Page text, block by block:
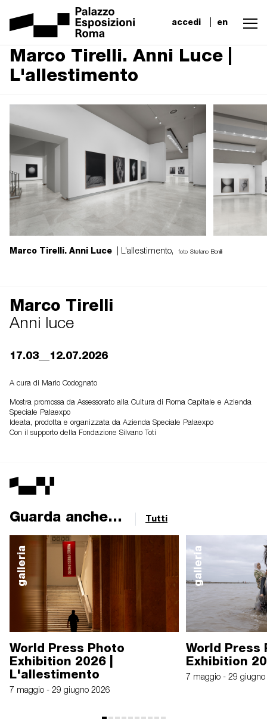
accedi en
Marco Tirelli. Anni Luce |
L'allestimento
Marco Tirelli. Anni Luce | L'allestimento, foto Stefano Bonilli
Marco Tirelli
Anni luce
17.03__12.07.2026
A cura di Mario Codognato
Mostra promossa da Assessorato alla Cultura di Roma Capitale e Azienda
Speciale Palaexpo
Ideata, prodotta e organizzata da Azienda Speciale Palaexpo
Con il supporto della Fondazione Silvano Toti
Guarda anche... Tutti
galleria
World Press Photo
Exhibition 2026 |
L'allestimento
7 maggio - 29 giugno 2026
galleria
World Press
Exhibition
7 maggio - 29